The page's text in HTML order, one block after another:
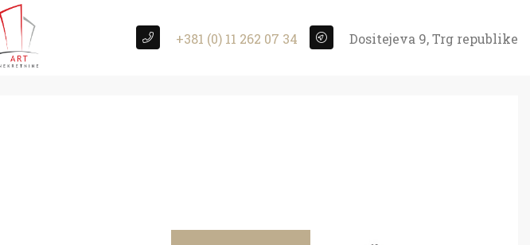
+381 (0) 11 262 07 34 Dositejeva 9, Trg republike